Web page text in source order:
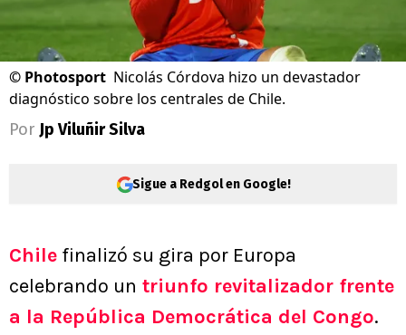
© Photosport Nicolás Córdova hizo un devastador
diagnóstico sobre los centrales de Chile.
Por Jp Viluñir Silva
Sigue a Redgol en Google!
Chile finalizó su gira por Europa
celebrando un triunfo revitalizador frente
a la República Democrática del Congo.